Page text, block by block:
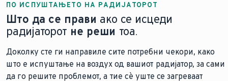
ПО ИСПУШТАЊЕТО НА РАДИЈАТОРОТ
Што да се прави ако се исцеди
радијаторот не реши тоа.
Доколку сте ги направиле сите потребни чекори, како
што е испуштање на воздух од вашиот радијатор, за сами
да го решите проблемот, а тие сè уште се загреваат